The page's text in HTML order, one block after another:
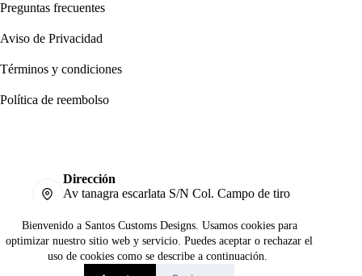
Bienvenido a Santos Customs Designs. Usamos cookies para
optimizar nuestro sitio web y servicio. Puedes aceptar o rechazar el
uso de cookies como se describe a continuación.
Preguntas frecuentes
Aviso de Privacidad
Términos y condiciones
Política de reembolso
Dirección
Av tanagra escarlata S/N Col. Campo de tiro
Móvil:
771 676 62 17